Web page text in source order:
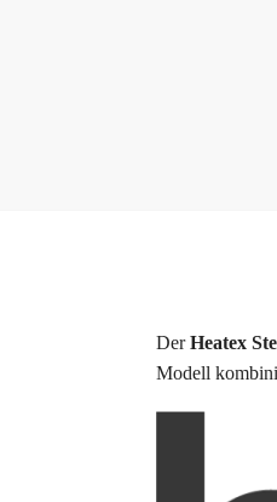
DerHeatex
Modell